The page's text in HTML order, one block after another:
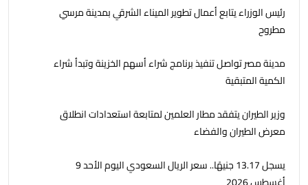
رئيس الوزراء يتابع أعمال تطوير الميناء الشرقي بمدينة مرسي
مطروح
مدينة مصر تواصل تنفيذ برنامج شراء أسهم الخزينة وتبدأ شراء
الكمية المتبقية
وزير الطيران يتفقد مطار العلمين لمتابعة استعدادات انطلاق
معرض الطيران والفضاء
يسجل 13.17 جنيهًا.. سعر الريال السعودي اليوم الأحد 9